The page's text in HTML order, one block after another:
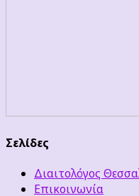
Σελίδες
Διαιτολόγος
Επικοινωνία